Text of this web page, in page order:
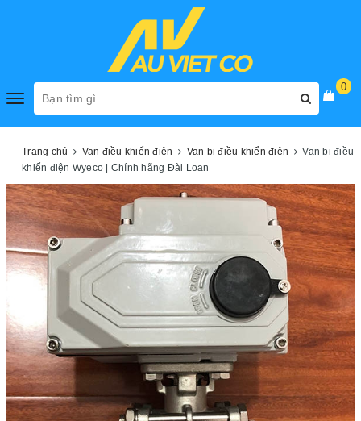
Toggle
0
Trang chủ Van điều khiển điện Van bi điều khiển điện
Van bi điều
khiển điện Wyeco | Chính hãng Đài Loan